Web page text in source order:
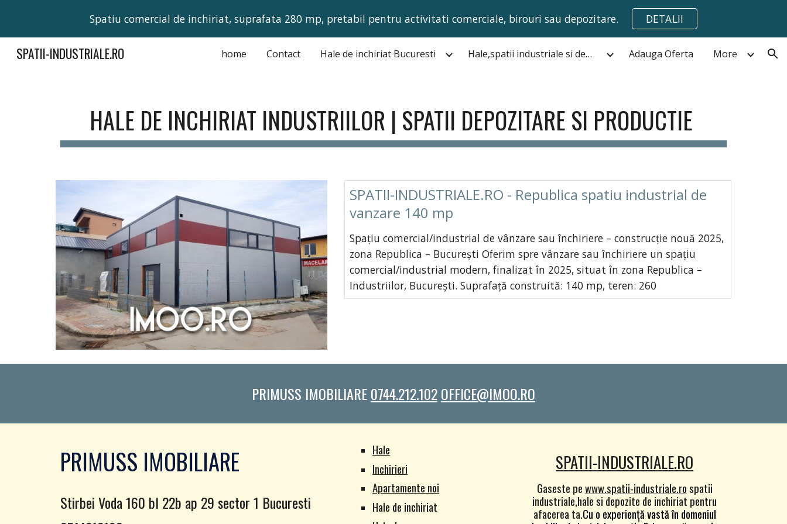
Skip to main content Skip to navigation
Spatiu comercial de inchiriat, suprafata 280 mp, pretabil pentru activitati comerciale, birouri sau depozitare. DETALII
SPATII-INDUSTRIALE.RO home Contact Hale de inchiriat Bucuresti Hale,spatii industriale si depozite de vanzare Bucuresti Adauga Oferta More
HALE DE INCHIRIAT INDUSTRIILOR | SPATII DEPOZITARE SI PRODUCTIE
SPATII-INDUSTRIALE.RO - Republica spatiu industrial de
vanzare 140 mp
Spațiu comercial/industrial de vânzare sau închiriere – construcție nouă 2025,
zona Republica – București Oferim spre vânzare sau închiriere un spațiu
comercial/industrial modern, finalizat în 2025, situat în zona Republica –
Industriilor, București. Suprafață construită: 140 mp, teren: 260
PRIMUSS IMOBILIARE0744.212.102OFFICE@IMOO.RO
PRIMUSS IMOBILIARE
Stirbei Voda 160 bl 22b ap 29 sector 1 Bucuresti
Hale
Inchirieri
Apartamente noi
Hale de inchiriat
SPATII-INDUSTRIALE.RO
Gaseste pewww.spatii-industriale.rospatii
industriale,hale si depozite de inchiriat pentru
afacerea ta.Cu o experiență vastă în domeniul